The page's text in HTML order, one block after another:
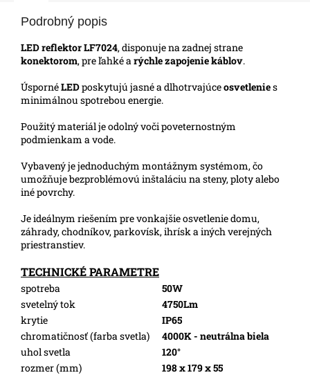
Podrobný popis
LED reflektorLF7024, disponuje na zadnej strane
konektorom, pre ľahké arýchle zapojenie káblov.
ÚspornéLEDposkytujú jasné a dlhotrvajúceosvetlenies
minimálnou spotrebou energie.
Použitý materiál je odolný voči poveternostným
podmienkam a vode.
Vybavený je jednoduchým montážnym systémom, čo
umožňuje bezproblémovú inštaláciu na steny, ploty alebo
iné povrchy.
Je ideálnym riešením pre vonkajšie osvetlenie domu,
záhrady, chodníkov, parkovísk, ihrísk a iných verejných
priestranstiev.
TECHNICKÉ PARAMETRE
spotreba
50W
svetelný tok
4750Lm
krytie
IP65
chromatičnosť (farba svetla)
4000K - neutrálna biela
uhol svetla
120°
rozmer (mm)
198 x 179 x 55